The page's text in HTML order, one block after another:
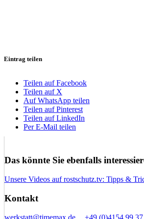
Eintrag teilen
Teilen auf Facebook
Teilen auf X
Auf WhatsApp teilen
Teilen auf Pinterest
Teilen auf LinkedIn
Per E-Mail teilen
Das könnte Sie ebenfalls
Unsere Videos auf rostschutz.tv: Tipps &
Kontakt
werkstatt@timemax.de +49 (0)4154 99